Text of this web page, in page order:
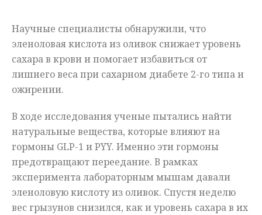
Научные специалисты обнаружили, что
эленоловая кислота из оливок снижает уровень
сахара в крови и помогает избавиться от
лишнего веса при сахарном диабете 2-го типа и
ожирении.
В ходе исследования ученые пытались найти
натуральные вещества, которые влияют на
гормоны GLP-1 и PYY. Именно эти гормоны
предотвращают переедание. В рамках
эксперимента лабораторным мышам давали
эленоловую кислоту из оливок. Спустя неделю
вес грызунов снизился, как и уровень сахара в их